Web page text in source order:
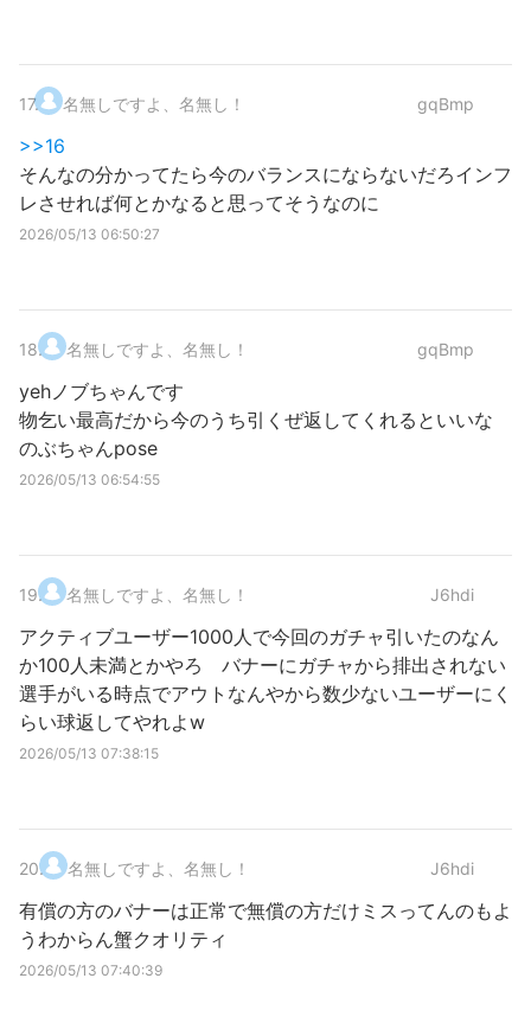
17. 名無しですよ、名無し！ gqBmp
>>16
そんなの分かってたら今のバランスにならないだろインフ
レさせれば何とかなると思ってそうなのに
2026/05/13 06:50:27
18. 名無しですよ、名無し！ gqBmp
yehノブちゃんです
物乞い最高だから今のうち引くぜ返してくれるといいな
のぶちゃんpose
2026/05/13 06:54:55
19. 名無しですよ、名無し！ J6hdi
アクティブユーザー1000人で今回のガチャ引いたのなん
か100人未満とかやろ バナーにガチャから排出されない
選手がいる時点でアウトなんやから数少ないユーザーにく
らい球返してやれよw
2026/05/13 07:38:15
20. 名無しですよ、名無し！ J6hdi
有償の方のバナーは正常で無償の方だけミスってんのもよ
うわからん蟹クオリティ
2026/05/13 07:40:39